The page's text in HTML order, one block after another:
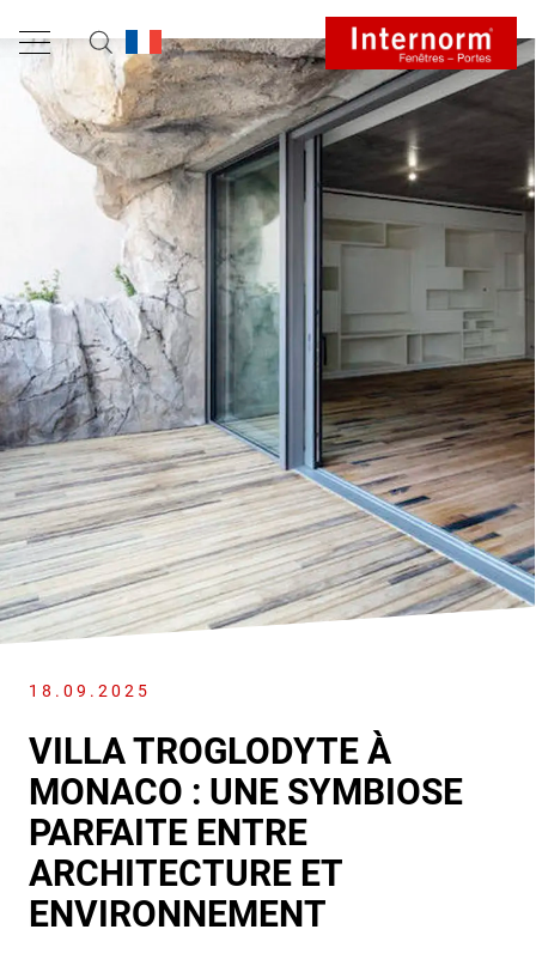
18.09.2025
VILLA TROGLODYTE À
MONACO : UNE SYMBIOSE
PARFAITE ENTRE
ARCHITECTURE ET
ENVIRONNEMENT